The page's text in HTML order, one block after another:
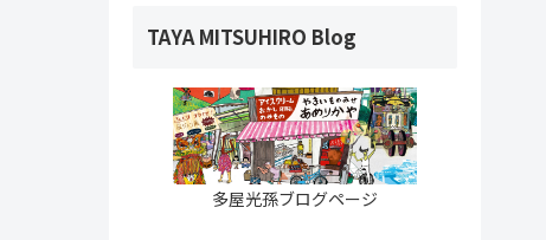
TAYA MITSUHIRO Blog
多屋光孫ブログページ